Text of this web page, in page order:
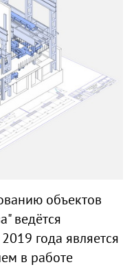
объектов
ведётся
года является
в работе